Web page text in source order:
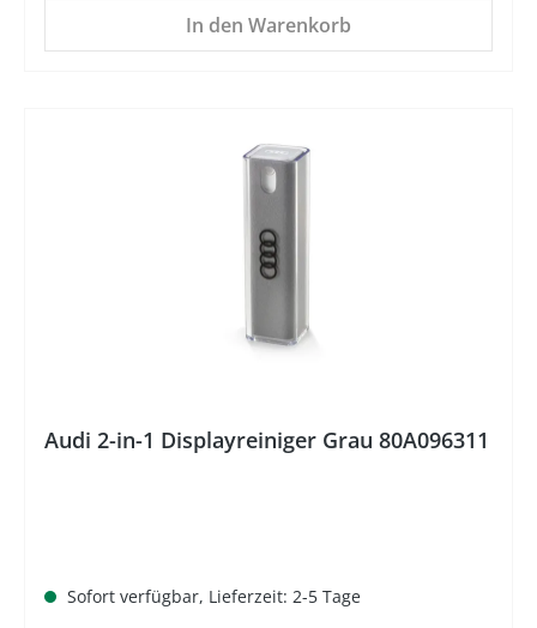
In den Warenkorb
Audi 2-in-1 Displayreiniger Grau 80A096311
Sofort verfügbar, Lieferzeit: 2-5 Tage